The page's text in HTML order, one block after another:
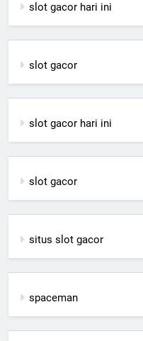
slot gacor hari ini
slot gacor
slot gacor hari ini
slot gacor
situs slot gacor
spaceman